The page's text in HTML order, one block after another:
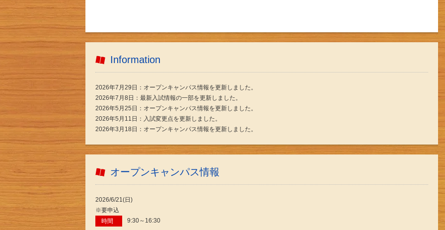
Information
2026年7月29日：オープンキャンパス情報を更新しました。
2026年7月8日：最新入試情報の一部を更新しました。
2026年5月25日：オープンキャンパス情報を更新しました。
2026年5月11日：入試変更点を更新しました。
2026年3月18日：オープンキャンパス情報を更新しました。
オープンキャンパス情報
2026/6/21(日)
※要申込
時間
9:30～16:30